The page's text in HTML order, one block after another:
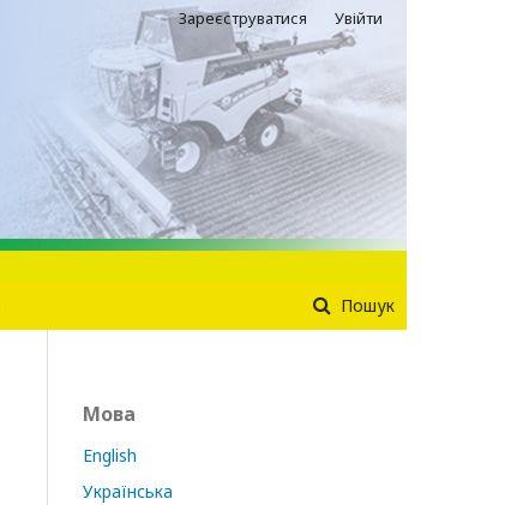
Пошук
Зареєструватися Увійти
Мова
English
Українська